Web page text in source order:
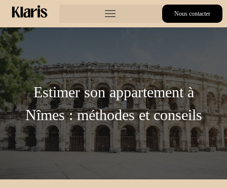
Nous contacter
Estimer son appartement à
Nîmes : méthodes et conseils